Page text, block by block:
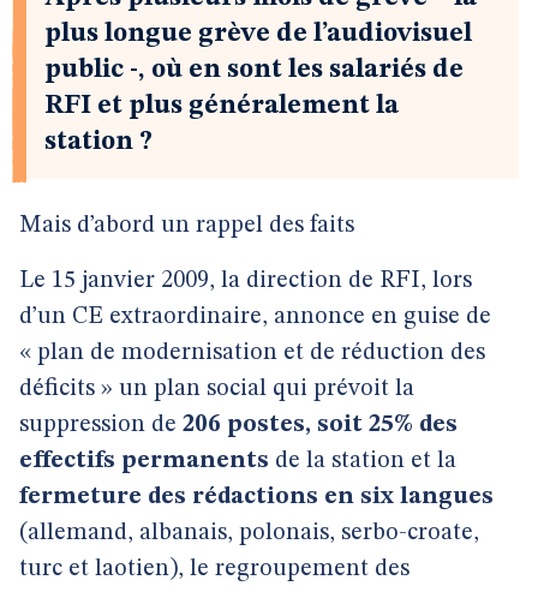
plus longue grève de l’audiovisuel
public -, où en sont les salariés de
RFI et plus généralement la
station ?
Mais d’abord un rappel des faits
Le 15 janvier 2009, la direction de RFI, lors
d’un CE extraordinaire, annonce en guise de
« plan de modernisation et de réduction des
déficits » un plan social qui prévoit la
suppression de 206 postes, soit 25% des
effectifs permanents de la station et la
fermeture des rédactions en six langues
(allemand, albanais, polonais, serbo-croate,
turc et laotien), le regroupement des